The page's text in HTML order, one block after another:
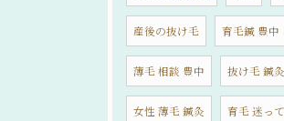
産後の抜け毛 育毛鍼 豊中
薄毛 相談 豊中 抜け毛 鍼
女性 薄毛 鍼灸 育毛 迷っ